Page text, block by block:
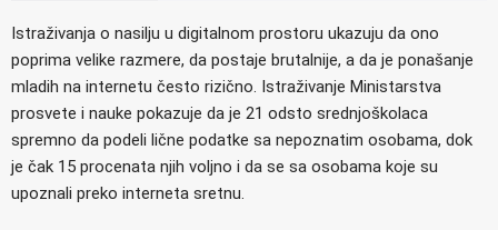
Istraživanja o nasilju u digitalnom prostoru ukazuju da ono
poprima velike razmere, da postaje brutalnije, a da je ponašanje
mladih na internetu često rizično. Istraživanje Ministarstva
prosvete i nauke pokazuje da je 21 odsto srednjoškolaca
spremno da podeli lične podatke sa nepoznatim osobama, dok
je čak 15 procenata njih voljno i da se sa osobama koje su
upoznali preko interneta sretnu.